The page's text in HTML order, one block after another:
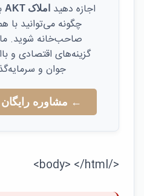
اجازه دهید املاک AKT
چگونه می‌توانید با
صاحب‌خانه شوید.
گزینه‌های اقتصادی و
جوان و
← مشاوره رایگان
</body> </html>